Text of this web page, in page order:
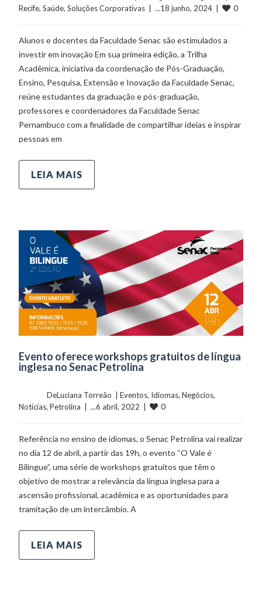
Recife, Saúde, Soluções Corporativas
  |  ...18 junho, 2024  |
0
Alunos e docentes da Faculdade Senac são estimulados a
investir em inovação Em sua primeira edição, a Trilha
Acadêmica, iniciativa da coordenação de Pós-Graduação,
Ensino, Pesquisa, Extensão e Inovação da Faculdade Senac,
reúne estudantes da graduação e pós-graduação,
professores e coordenadores da Faculdade Senac
Pernambuco com a finalidade de compartilhar ideias e inspirar
pessoas em
LEIA MAIS
Evento oferece workshops gratuitos de língua
inglesa no Senac Petrolina
	    	DeLuciana Torreão  |
Eventos, Idiomas, Negócios
Notícias, Petrolina
  |  ...6 abril, 2022  |
0
Referência no ensino de idiomas, o Senac Petrolina vai realizar
no dia 12 de abril, a partir das 19h, o evento “O Vale é
Bilíngue”, uma série de workshops gratuitos que têm o
objetivo de mostrar a relevância da língua inglesa para a
ascensão profissional, acadêmica e as oportunidades para
tramitação de um intercâmbio. A
LEIA MAIS